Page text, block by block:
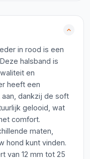
in rood is een
halsband is
en
heeft een
dankzij de soft
gelooid, wat
comfort.
maten,
hond kunt vinden.
van 12 mm tot 25